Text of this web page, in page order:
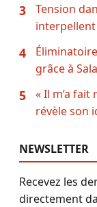
3
Tension
4
grâce à
5
« Il m’a
révèle son
NEWSLETTER
Recevez les
directement